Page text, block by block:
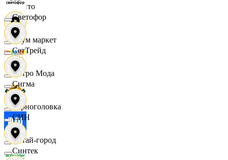
Фрито
Хоум маркет
Цетро Мода
Черноголовка
Читай-город
Светофор
СетТрейд
Сигма
СИН
Синтек